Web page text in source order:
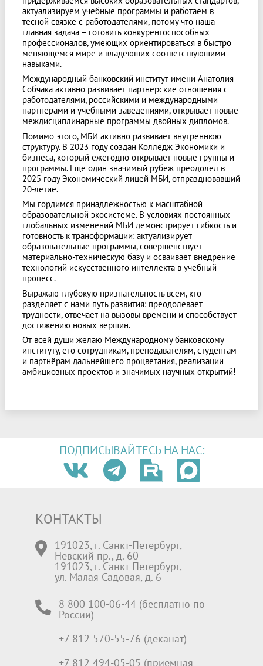
актуализируем учебные программы и работаем в
тесной связке с работодателями, потому что наша
главная задача – готовить конкурентоспособных
профессионалов, умеющих ориентироваться в быстро
меняющемся мире и владеющих соответствующими
навыками.
Международный банковский институт имени Анатолия
Собчака активно развивает партнерские отношения с
работодателями, российскими и международными
партнерами и учебными заведениями, открывает новые
междисциплинарные программы двойных дипломов.
Помимо этого, МБИ активно развивает внутреннюю
структуру. В 2023 году создан Колледж Экономики и
бизнеса, который ежегодно открывает новые группы и
программы. Еще один значимый рубеж преодолел в
2025 году Экономический лицей МБИ, отпраздновавший
20-летие.
Мы гордимся принадлежностью к масштабной
образовательной экосистеме. В условиях постоянных
глобальных изменений МБИ демонстрирует гибкость и
готовность к трансформации: актуализирует
образовательные программы, совершенствует
материально‑техническую базу и осваивает внедрение
технологий искусственного интеллекта в учебный
процесс.
Выражаю глубокую признательность всем, кто
разделяет с нами путь развития: преодолевает
трудности, отвечает на вызовы времени и способствует
достижению новых вершин.
От всей души желаю Международному банковскому
институту, его сотрудникам, преподавателям, студентам
и партнёрам дальнейшего процветания, реализации
амбициозных проектов и значимых научных открытий!
ПОДПИСЫВАЙТЕСЬ НА НАС:
КОНТАКТЫ
191023, г. Санкт-Петербург,
Невский пр., д. 60
191023, г. Санкт-Петербург,
ул. Малая Садовая, д. 6
8 800 100-06-44 (бесплатно по
России)
+7 812 570-55-76 (деканат)
+7 812 494-05-05 (приемная